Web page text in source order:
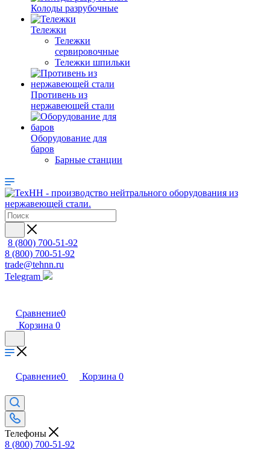
Колоды разрубочные
Тележки
Тележки
сервировочные
Тележки шпильки
Противень из
нержавеющей стали
Оборудование для
баров
Барные станции
8 (800) 700-51-92
8 (800) 700-51-92
trade@tehnn.ru
Telegram
Сравнение0
Корзина 0
Сравнение0 Корзина 0
Телефоны
8 (800) 700-51-92